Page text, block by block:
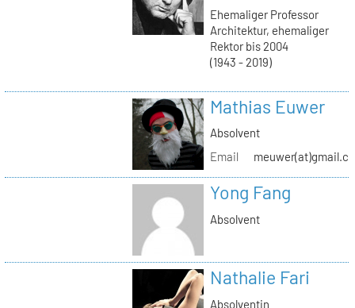
Ehemaliger Professor
Architektur, ehemaliger
Rektor bis 2004
(1943 - 2019)
Mathias Euwer
Absolvent
Email
Yong Fang
Absolvent
Nathalie Fari
Absolventin